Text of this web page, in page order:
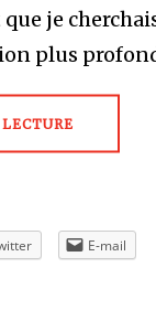
je
plus
E-mail